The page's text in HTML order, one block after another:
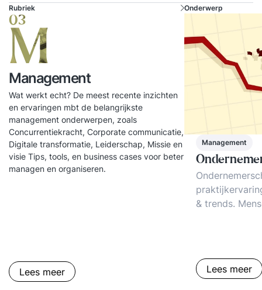
Rubriek
03
M
Management
Wat werkt echt? De meest recente inzichten
en ervaringen mbt de belangrijkste
management onderwerpen, zoals
Concurrentiekracht, Corporate communicatie,
Digitale transformatie, Leiderschap, Missie en
visie Tips, tools, en business cases voor beter
managen en organiseren.
Lees meer
Onderwerp
Management
& trends.
Lees meer